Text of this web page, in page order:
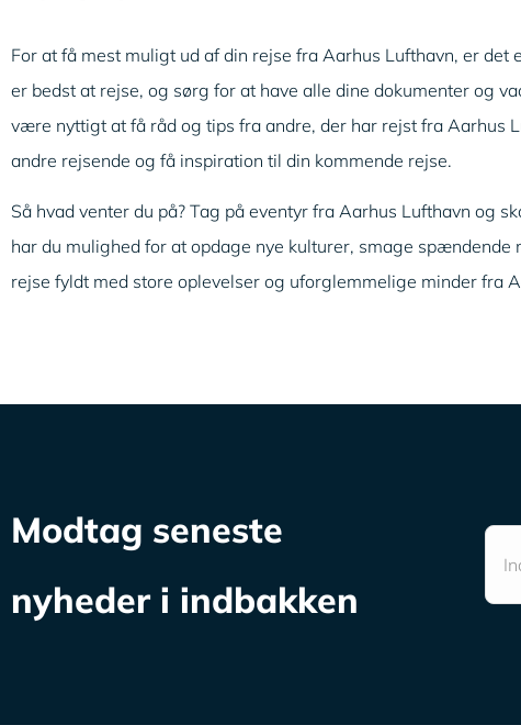
For at få mest muligt ud af din rejse fra Aarhus Lufthavn, er
er bedst at rejse, og sørg for at have alle dine dokumenter og
være nyttigt at få råd og tips fra andre, der har rejst fra Aarhus
andre rejsende og få inspiration til din kommende rejse.
Så hvad venter du på? Tag på eventyr fra Aarhus Lufthavn og
har du mulighed for at opdage nye kulturer, smage
rejse fyldt med store oplevelser og uforglemmelige minder fra
Modtag seneste
nyheder i indbakken